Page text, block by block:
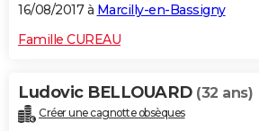
16/08/2017 à Marcilly-en-Bassigny
Famille CUREAU
Ludovic BELLOUARD (32 ans)
Créer une cagnotte obsèques